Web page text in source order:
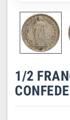
1/2